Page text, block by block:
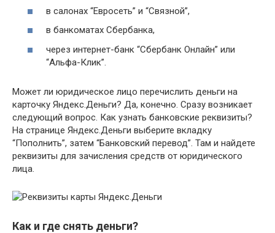
в салонах “Евросеть” и “Связной”,
в банкоматах Сбербанка,
через интернет-банк “Сбербанк Онлайн” или
“Альфа-Клик”.
Может ли юридическое лицо перечислить деньги на
карточку Яндекс.Деньги? Да, конечно. Сразу возникает
следующий вопрос. Как узнать банковские реквизиты?
На странице Яндекс.Деньги выберите вкладку
“Пополнить”, затем “Банковский перевод”. Там и найдете
реквизиты для зачисления средств от юридического
лица.
Как и где снять деньги?